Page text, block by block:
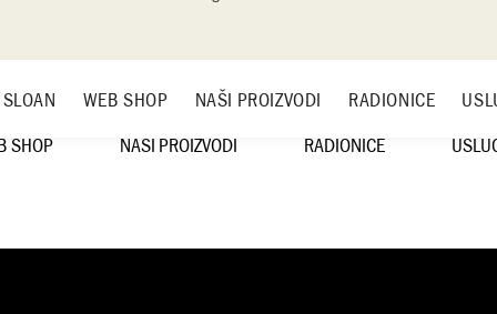
WEB SHOP NAŠI PROIZVODI RADIONICE
SHOP NAŠI PROIZVODI RADIONICE